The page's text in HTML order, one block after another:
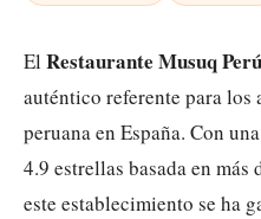
El Restaurante Musuq Perú
auténtico referente para los
peruana en España. Con
4.9 estrellas basada en más
este establecimiento se ha